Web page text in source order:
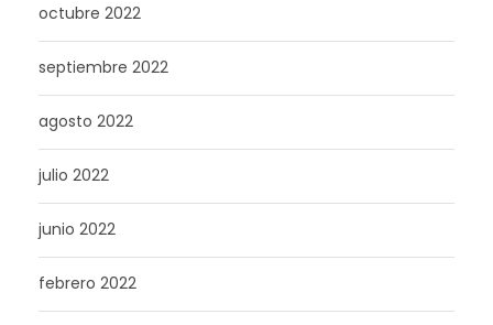
octubre 2022
septiembre 2022
agosto 2022
julio 2022
junio 2022
febrero 2022